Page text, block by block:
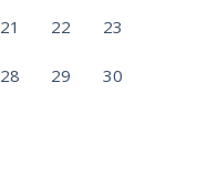
21 22 23
28 29 30